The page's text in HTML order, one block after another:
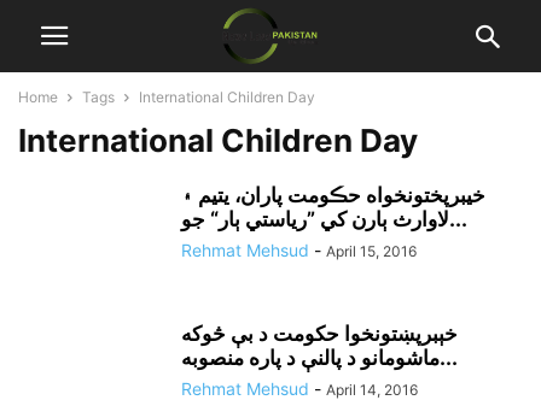
Home Tags International Children Day
International Children Day
خيبرپختونخواه حڪومت پاران، يتيم ۽
لاوارث ٻارن کي ”رياستي ٻار“ جو...
Rehmat Mehsud - April 15, 2016
خېبرپښتونخوا حکومت د بې څوکه
ماشومانو د پالنې د پاره منصوبه...
Rehmat Mehsud - April 14, 2016